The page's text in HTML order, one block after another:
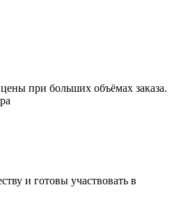
при больших объёмах заказа.
и готовы участвовать в